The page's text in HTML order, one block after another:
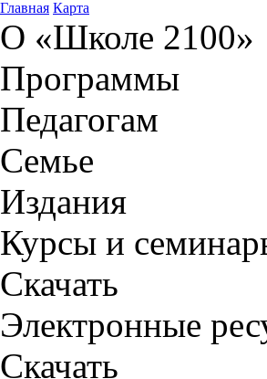
Главная Карта
О «Школе 2100»
Программы
Педагогам
Семье
Издания
Курсы и
Скачать
Электронные
Скачать